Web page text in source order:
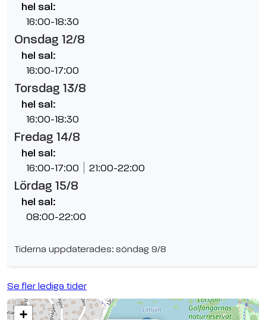
hel sal:
16:00-18:30
Onsdag 12/8
hel sal:
16:00-17:00
Torsdag 13/8
hel sal:
16:00-18:30
Fredag 14/8
hel sal:
16:00-17:00 21:00-22:00
Lördag 15/8
hel sal:
08:00-22:00
Tiderna uppdaterades: söndag 9/8
Se fler lediga tider
+